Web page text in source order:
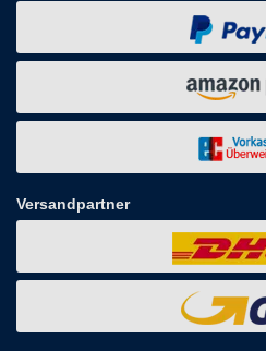
Versandpartner